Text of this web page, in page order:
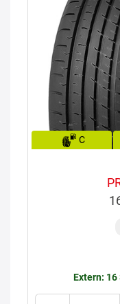
C
Extern: